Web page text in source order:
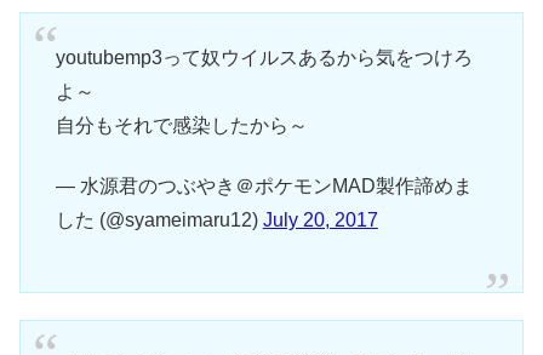
youtubemp3って奴ウイルスあるから気をつけろ
よ～
自分もそれで感染したから～
— 水源君のつぶやき＠ポケモンMAD製作諦めま
した (@syameimaru12) July 20, 2017